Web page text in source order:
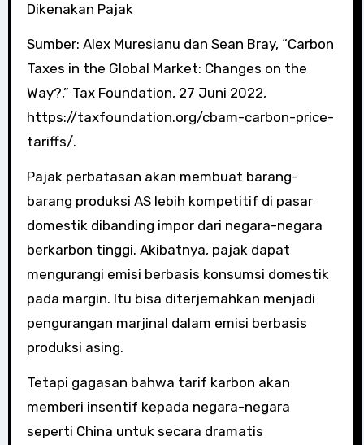
Dikenakan Pajak
Sumber: Alex Muresianu dan Sean Bray, “Carbon
Taxes in the Global Market: Changes on the
Way?,” Tax Foundation, 27 Juni 2022,
https://taxfoundation.org/cbam-carbon-price-
tariffs/.
Pajak perbatasan akan membuat barang-
barang produksi AS lebih kompetitif di pasar
domestik dibanding impor dari negara-negara
berkarbon tinggi. Akibatnya, pajak dapat
mengurangi emisi berbasis konsumsi domestik
pada margin. Itu bisa diterjemahkan menjadi
pengurangan marjinal dalam emisi berbasis
produksi asing.
Tetapi gagasan bahwa tarif karbon akan
memberi insentif kepada negara-negara
seperti China untuk secara dramatis